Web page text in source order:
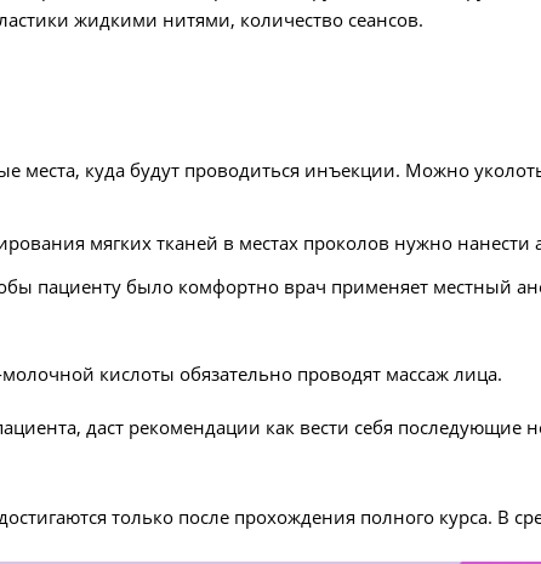
жидкими нитями, количество сеансов.
места, куда будут проводиться инъекции. Можно
мягких тканей в местах проколов нужно нанести
пациенту было комфортно врач применяет местный
кислоты обязательно проводят массаж лица.
даст рекомендации как вести себя последующие
только после прохождения полного курса. В